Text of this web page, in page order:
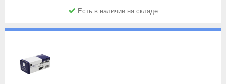
Есть в наличии на складе